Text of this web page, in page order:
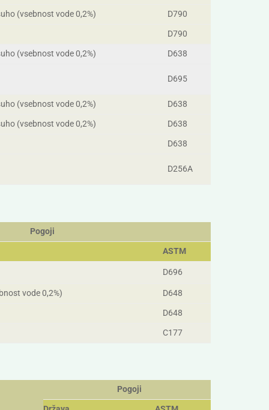
(vsebnost vode 0,2%)
D790
D790
(vsebnost vode 0,2%)
D638
D695
(vsebnost vode 0,2%)
D638
(vsebnost vode 0,2%)
D638
D638
D256A
Pogoji
ASTM
D696
vode 0,2%)
D648
D648
C177
Pogoji